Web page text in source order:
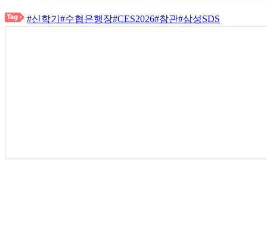
#신학기 #수협은행장#CES2026#참관#삼성SDS